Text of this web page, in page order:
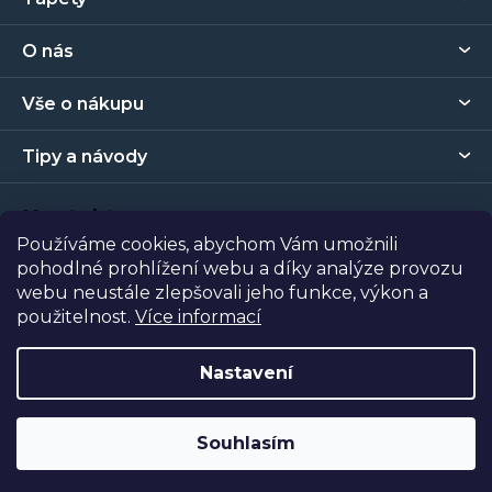
Používáme cookies, abychom Vám umožnili
pohodlné prohlížení webu a díky analýze provozu
webu neustále zlepšovali jeho funkce, výkon a
použitelnost. Více informací
Nastavení
Souhlasím
a
í
O nás
Vše o nákupu
Tipy a návody
Kontakt
Prodejna
Vytvořil Shoptet| NakódovalShopcode
Copyright 2026Tapety Metro Florenc. Všechna práva
vyhrazena.
Odstoupit od smlouvy